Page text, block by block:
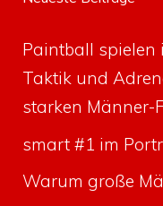
Paintball spielen
Taktik und
starken Männer-
smart #1 im
Warum große